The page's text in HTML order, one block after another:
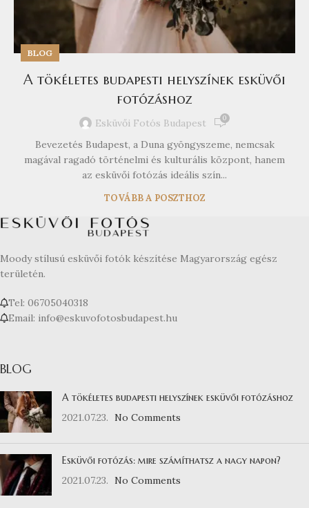
BLOG
A tökéletes budapesti helyszínek esküvői
fotózáshoz
Esküvői Fotós Budapest 0
Bevezetés Budapest, a Duna gyöngyszeme, nemcsak
magával ragadó történelmi és kulturális központ, hanem
az esküvői fotózás ideális szín...
TOVÁBB A POSZTHOZ
Moody stílusú esküvői fotók készítése Magyarország egész
területén.
Tel: 06705040318
Email: info@eskuvofotosbudapest.hu
BLOG
A tökéletes budapesti helyszínek esküvői fotózáshoz
2021.07.23.
No Comments
Esküvői fotózás: mire számíthatsz a nagy napon?
2021.07.23.
No Comments